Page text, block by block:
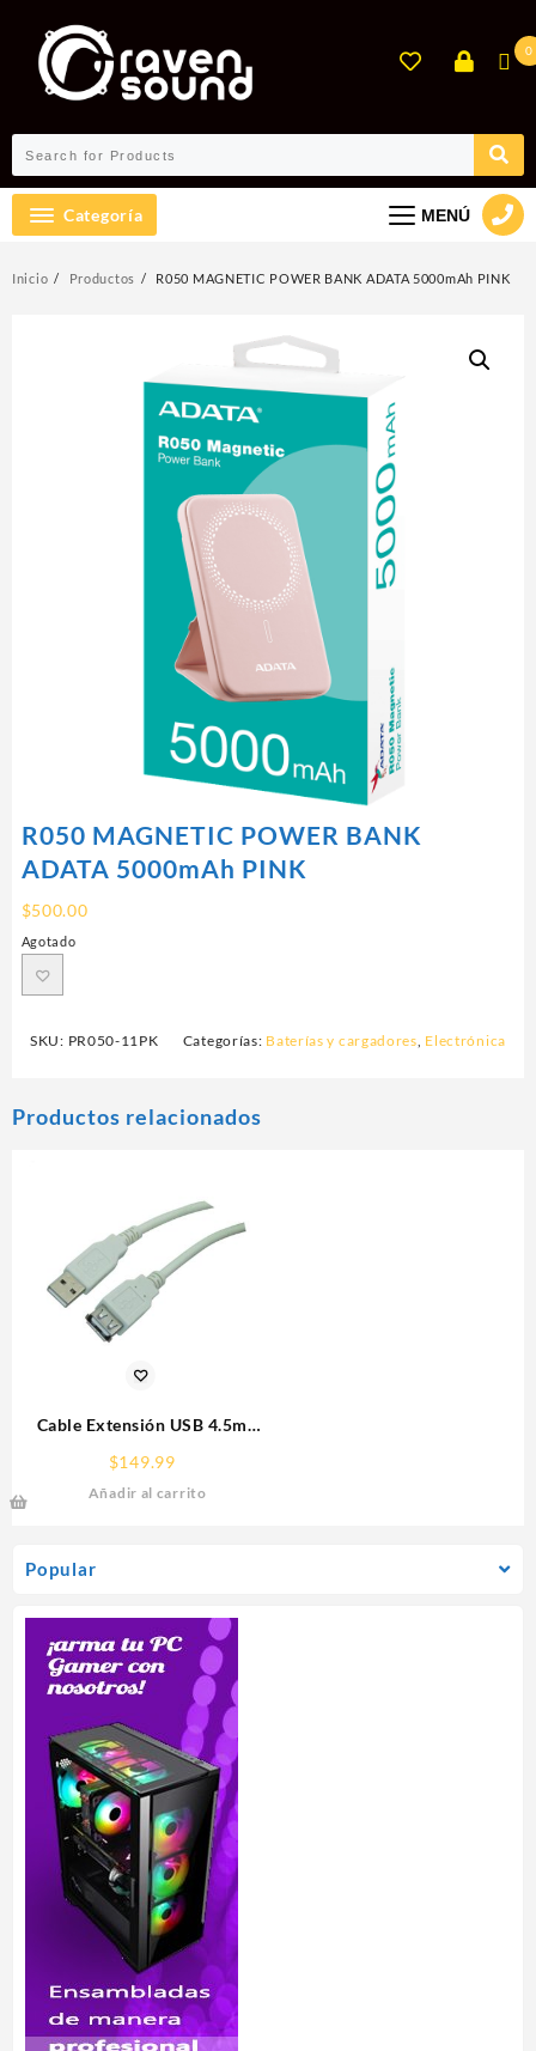
contenido
0
Categoría MENÚ
Popular
Inicio Productos R050 MAGNETIC POWER BANK ADATA 5000mAh PINK
R050 MAGNETIC POWER BANK
ADATA 5000mAh PINK
$500.00
Agotado
SKU: PR050-11PK Categorías: Baterías y cargadores, Electrónica
Productos relacionados
Cable Extensión USB 4.5m
$149.99
Añadir al carrito